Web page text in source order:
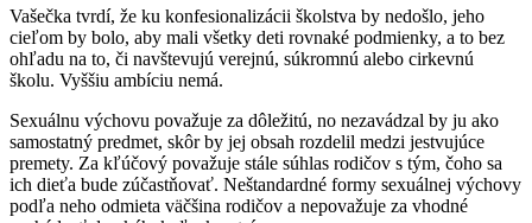
Vašečka tvrdí, že ku konfesionalizácii školstva by nedošlo, jeho
cieľom by bolo, aby mali všetky deti rovnaké podmienky, a to bez
ohľadu na to, či navštevujú verejnú, súkromnú alebo cirkevnú
školu. Vyššiu ambíciu nemá.
Sexuálnu výchovu považuje za dôležitú, no nezavádzal by ju ako
samostatný predmet, skôr by jej obsah rozdelil medzi jestvujúce
premety. Za kľúčový považuje stále súhlas rodičov s tým, čoho sa
ich dieťa bude zúčastňovať. Neštandardné formy sexuálnej výchovy
podľa neho odmieta väčšina rodičov a nepovažuje za vhodné